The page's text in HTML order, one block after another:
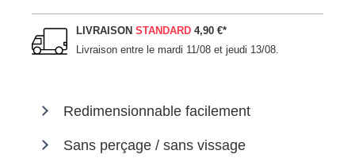
LIVRAISONSTANDARD 4,90 €*
Livraison entre lemardi 11/08 et jeudi 13/08.
Redimensionnable facilement
Sans perçage / sans vissage